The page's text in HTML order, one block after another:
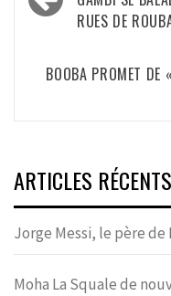
RUES DE
BOOBA PROMET DE
ARTICLES RÉCENTS
Jorge Messi, le père de
Moha La Squale de